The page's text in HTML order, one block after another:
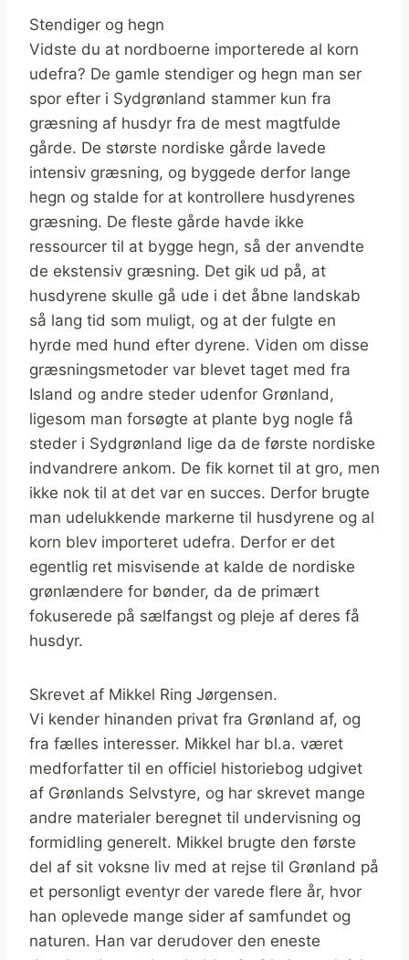
Stendiger og hegn
Vidste du at nordboerne importerede al korn
udefra? De gamle stendiger og hegn man ser
spor efter i Sydgrønland stammer kun fra
græsning af husdyr fra de mest magtfulde
gårde. De største nordiske gårde lavede
intensiv græsning, og byggede derfor lange
hegn og stalde for at kontrollere husdyrenes
græsning. De fleste gårde havde ikke
ressourcer til at bygge hegn, så der anvendte
de ekstensiv græsning. Det gik ud på, at
husdyrene skulle gå ude i det åbne landskab
så lang tid som muligt, og at der fulgte en
hyrde med hund efter dyrene. Viden om disse
græsningsmetoder var blevet taget med fra
Island og andre steder udenfor Grønland,
ligesom man forsøgte at plante byg nogle få
steder i Sydgrønland lige da de første nordiske
indvandrere ankom. De fik kornet til at gro, men
ikke nok til at det var en succes. Derfor brugte
man udelukkende markerne til husdyrene og al
korn blev importeret udefra. Derfor er det
egentlig ret misvisende at kalde de nordiske
grønlændere for bønder, da de primært
fokuserede på sælfangst og pleje af deres få
husdyr.
Skrevet af Mikkel Ring Jørgensen.
Vi kender hinanden privat fra Grønland af, og
fra fælles interesser. Mikkel har bl.a. været
medforfatter til en officiel historiebog udgivet
af Grønlands Selvstyre, og har skrevet mange
andre materialer beregnet til undervisning og
formidling generelt. Mikkel brugte den første
del af sit voksne liv med at rejse til Grønland på
et personligt eventyr der varede flere år, hvor
han oplevede mange sider af samfundet og
naturen. Han var derudover den eneste